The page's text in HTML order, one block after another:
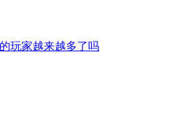
玩家越来越多了吗